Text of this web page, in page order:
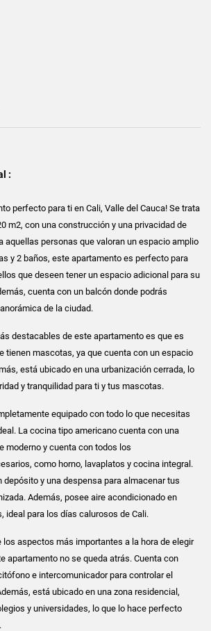
:
perfecto para ti en Cali, Valle del Cauca! Se trata
m2, con una construcción y una privacidad de
aquellas personas que valoran un espacio amplio
y 2 baños, este apartamento es perfecto para
que deseen tener un espacio adicional para su
cuenta con un balcón donde podrás
de la ciudad.
destacables de este apartamento es que es
tienen mascotas, ya que cuenta con un espacio
está ubicado en una urbanización cerrada, lo
y tranquilidad para ti y tus mascotas.
equipado con todo lo que necesitas
La cocina tipo americano cuenta con una
moderno y cuenta con todos los
como horno, lavaplatos y cocina integral.
depósito y una despensa para almacenar tus
Además, posee aire acondicionado en
ideal para los días calurosos de Cali.
los aspectos más importantes a la hora de elegir
apartamento no se queda atrás. Cuenta con
e intercomunicador para controlar el
está ubicado en una zona residencial,
y universidades, lo que lo hace perfecto